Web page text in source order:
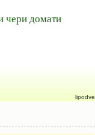
чери домати
lipodve